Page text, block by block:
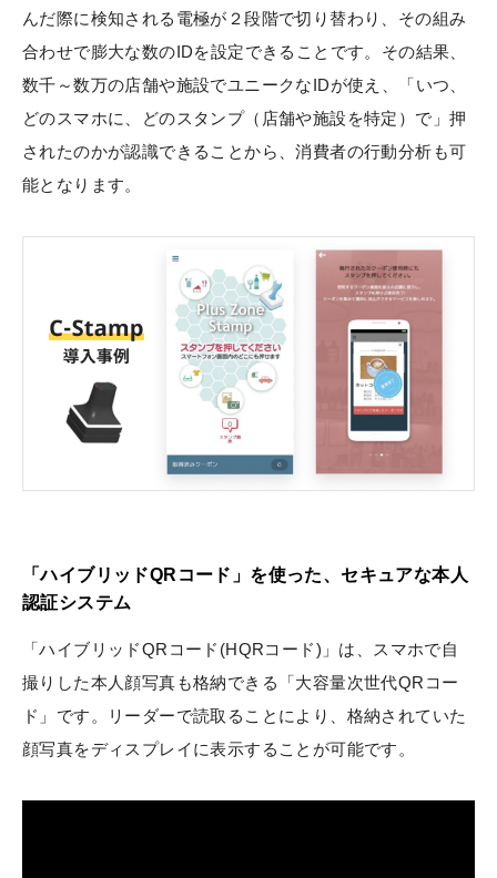
んだ際に検知される電極が２段階で切り替わり、その組み
合わせで膨大な数のIDを設定できることです。その結果、
数千～数万の店舗や施設でユニークなIDが使え、「いつ、
どのスマホに、どのスタンプ（店舗や施設を特定）で」押
されたのかが認識できることから、消費者の行動分析も可
能となります。
「ハイブリッドQRコード」を使った、セキュアな本人
認証システム
「ハイブリッドQRコード(HQRコード)」は、スマホで自
撮りした本人顔写真も格納できる「大容量次世代QRコー
ド」です。リーダーで読取ることにより、格納されていた
顔写真をディスプレイに表示することが可能です。